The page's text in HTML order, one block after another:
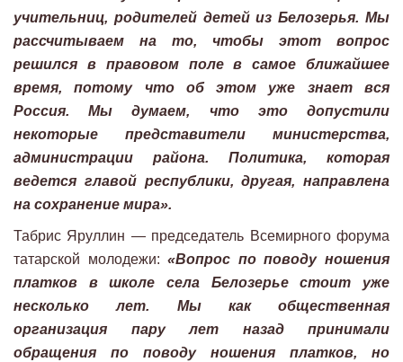
учительниц, родителей детей из Белозерья. Мы
рассчитываем на то, чтобы этот вопрос
решился в правовом поле в самое ближайшее
время, потому что об этом уже знает вся
Россия. Мы думаем, что это допустили
некоторые представители министерства,
администрации района. Политика, которая
ведется главой республики, другая, направлена
на сохранение мира».
Табрис Яруллин — председатель Всемирного форума
татарской молодежи:«Вопрос по поводу ношения
платков в школе села Белозерье стоит уже
несколько лет. Мы как общественная
организация пару лет назад принимали
обращения по поводу ношения платков, но